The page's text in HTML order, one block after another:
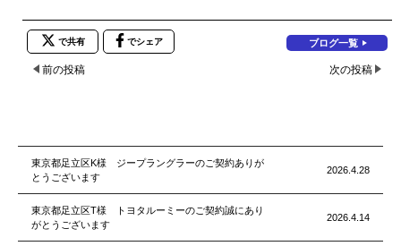
で共有 でシェア ブログ一覧
前の投稿 次の投稿
東京都足立区K様 ジープラングラーのご契約ありが
とうございます
2026.4.28
東京都足立区T様 トヨタルーミーのご契約誠にあり
がとうございます
2026.4.14